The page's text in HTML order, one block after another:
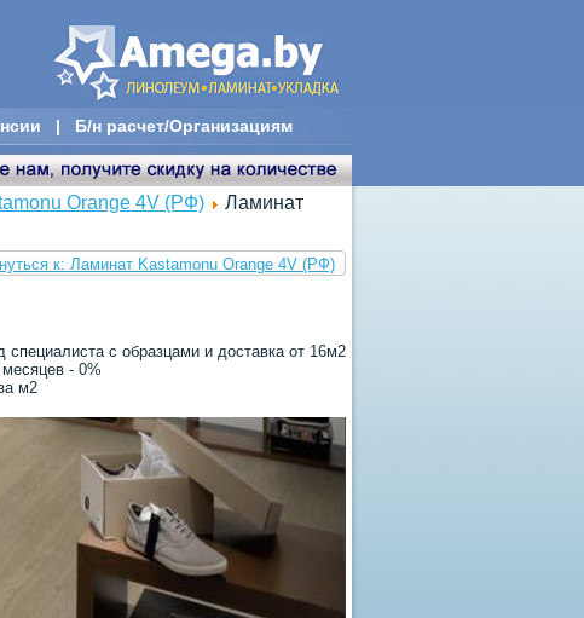
| Б/н расчет/Организациям
Orange 4V (РФ)
Ламинат
к: Ламинат Kastamonu Orange 4V (РФ)
специалиста с образцами и доставка от 16м2
- 0%
м2